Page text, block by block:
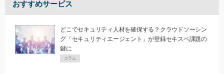
おすすめサービス
どこでセキュリティ人材を確保する？クラウドソーシン
グ「セキュリティエージェント」が登録セキスペ課題の
鍵に
コラム